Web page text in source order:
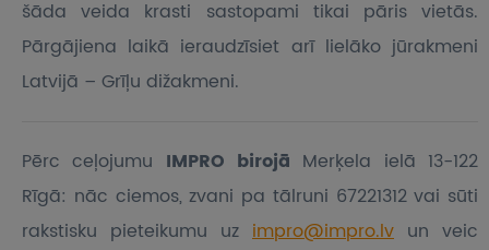
šāda veida krasti sastopami tikai pāris vietās.
Pārgājiena laikā ieraudzīsiet arī lielāko jūrakmeni
Latvijā – Grīļu dižakmeni.
Pērc ceļojumu IMPRO birojā Merķela ielā 13-122
Rīgā: nāc ciemos, zvani pa tālruni 67221312 vai sūti
rakstisku pieteikumu uz impro@impro.lv un veic